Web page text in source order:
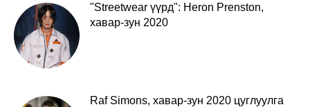
"Streetwear үүрд": Heron Prenston,
хавар-зун 2020
Raf Simons, хавар-зун 2020 цуглуулга